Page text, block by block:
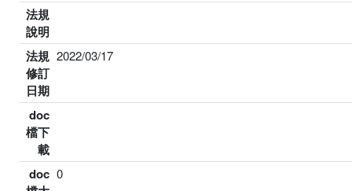
法規
說明
法規
修訂
日期
2022/03/17
doc
檔下
載
doc 0